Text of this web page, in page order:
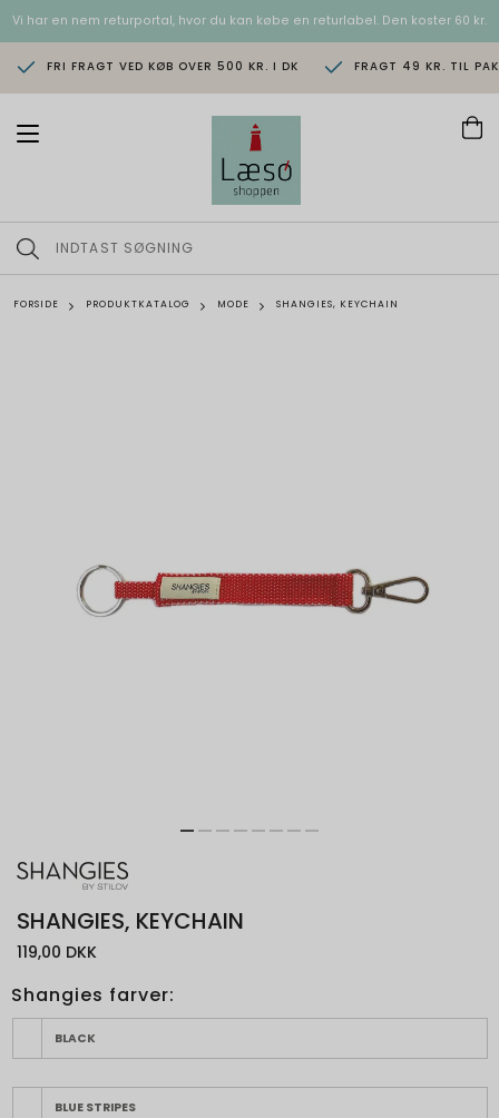
Vi har en nem returportal, hvor du kan købe en returlabel. Den koster 60 kr.
FRI FRAGT VED KØB OVER 500 KR. I DK FRAGT 49 KR. TIL
T
n
a
i
FORSIDE PRODUKTKATALOG MODE SHANGIES, KEYCHAIN
SHANGIES, KEYCHAIN
119,00 DKK
Shangies farver:
BLACK
BLUE STRIPES